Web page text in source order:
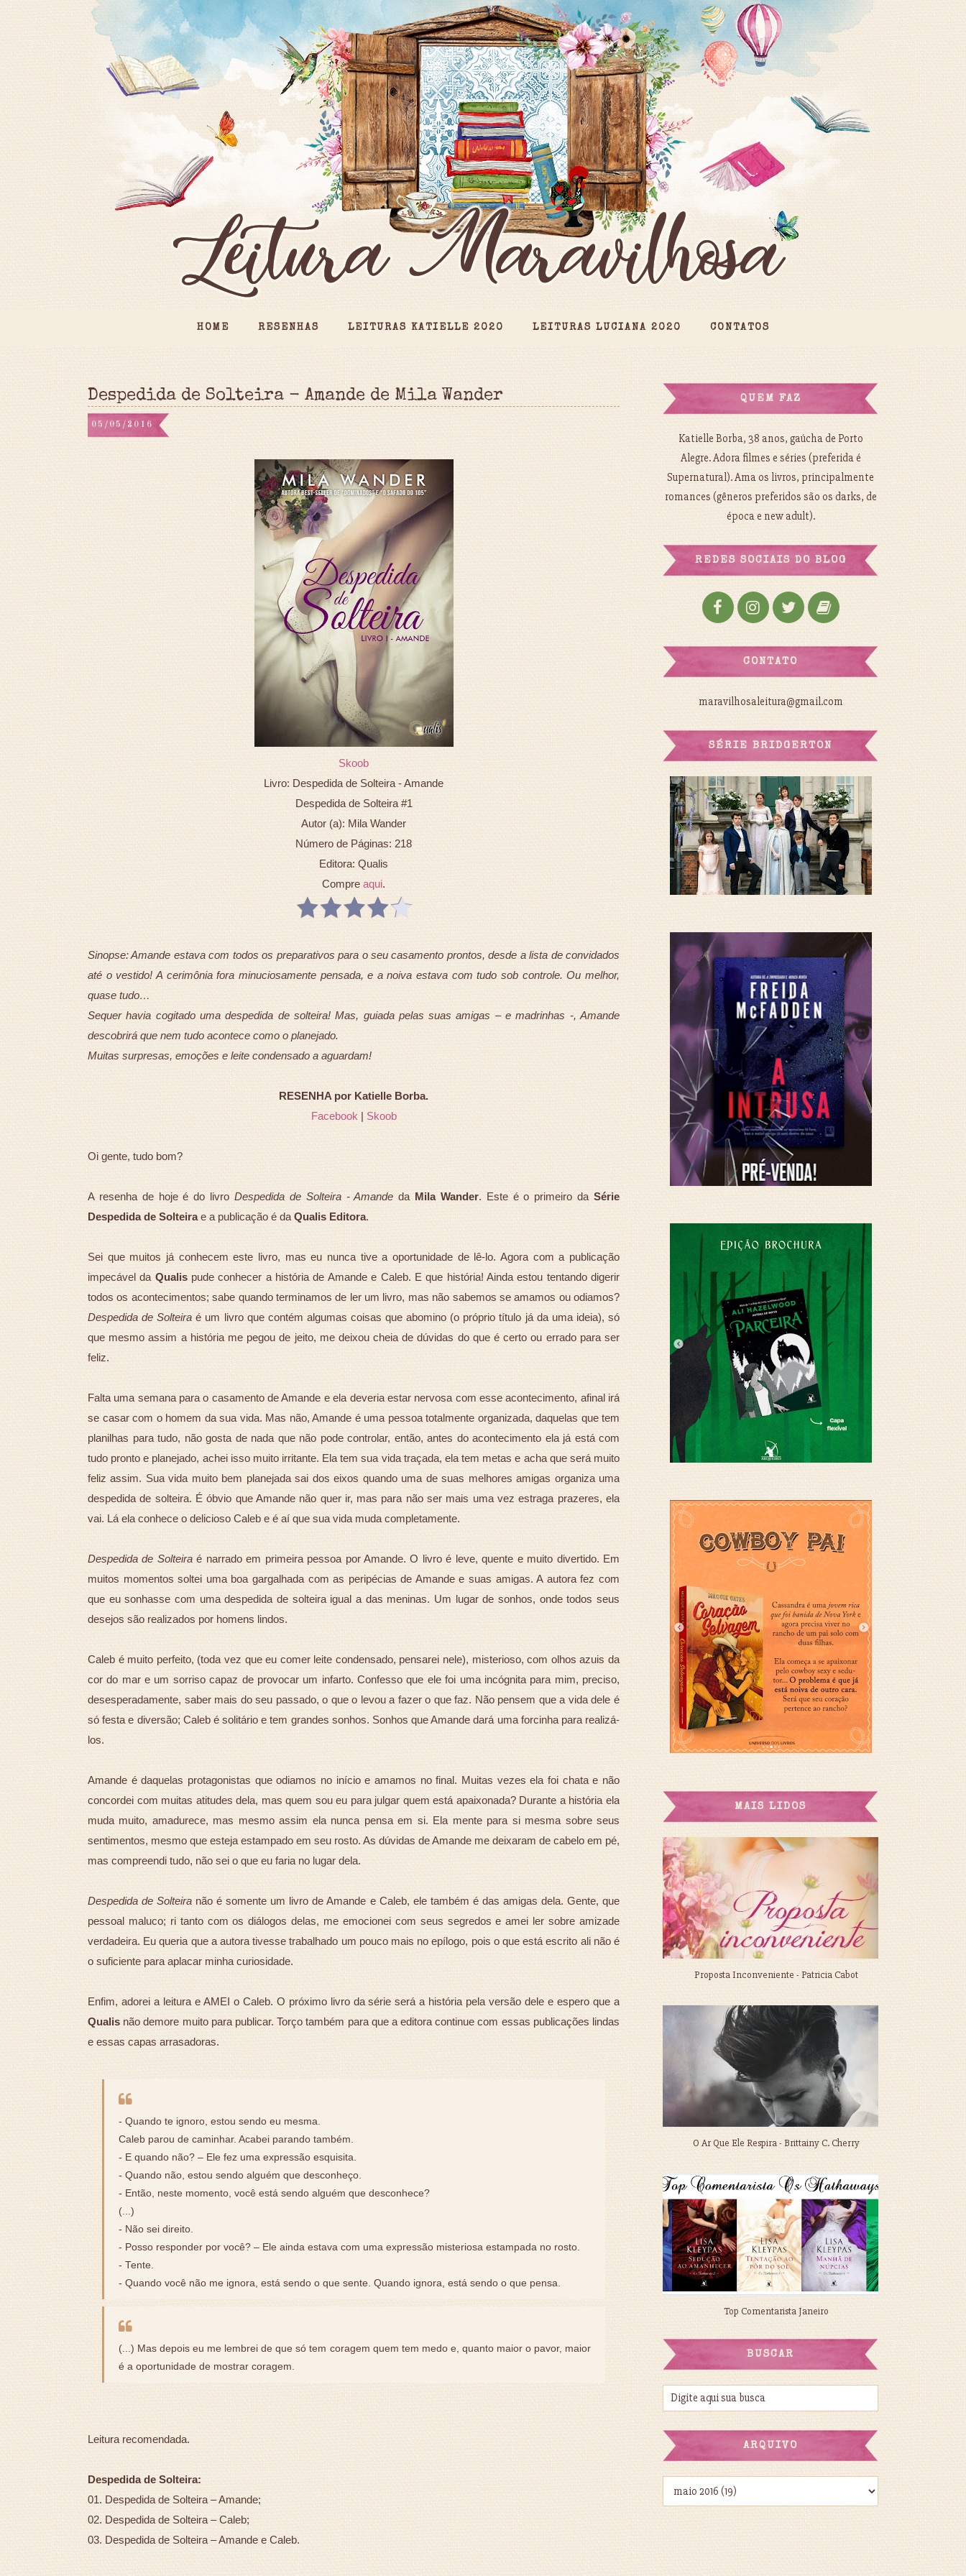
HOME RESENHAS LEITURAS KATIELLE 2020 LEITURAS LUCIANA 2020 CONTATOS
Despedida de Solteira - Amande de Mila Wander
05/05/2016
Skoob
Livro: Despedida de Solteira - Amande
Despedida de Solteira #1
Autor (a): Mila Wander
Número de Páginas: 218
Editora: Qualis
Compre aqui.
Sinopse: Amande estava com todos os preparativos para o seu casamento prontos, desde a lista de convidados
até o vestido! A cerimônia fora minuciosamente pensada, e a noiva estava com tudo sob controle. Ou melhor,
quase tudo…
Sequer havia cogitado uma despedida de solteira! Mas, guiada pelas suas amigas – e madrinhas -, Amande
descobrirá que nem tudo acontece como o planejado.
Muitas surpresas, emoções e leite condensado a aguardam!
RESENHA por Katielle Borba.
Facebook |Skoob
Oi gente, tudo bom?
A resenha de hoje é do livro Despedida de Solteira - Amande daMila Wander. Este é o primeiro daSérie
Despedida de Solteirae a publicação é daQualis Editora.
Sei que muitos já conhecem este livro, mas eu nunca tive a oportunidade de lê-lo. Agora com a publicação
impecável daQualispude conhecer a história de Amande e Caleb. E que história! Ainda estou tentando digerir
todos os acontecimentos; sabe quando terminamos de ler um livro, mas não sabemos se amamos ou odiamos?
Despedida de Solteira é um livro que contém algumas coisas que abomino (o próprio título já da uma ideia), só
que mesmo assim a história me pegou de jeito, me deixou cheia de dúvidas do que é certo ou errado para ser
feliz.
Falta uma semana para o casamento de Amande e ela deveria estar nervosa com esse acontecimento, afinal irá
se casar com o homem da sua vida. Mas não, Amande é uma pessoa totalmente organizada, daquelas que tem
planilhas para tudo, não gosta de nada que não pode controlar, então, antes do acontecimento ela já está com
tudo pronto e planejado, achei isso muito irritante. Ela tem sua vida traçada, ela tem metas e acha que será muito
feliz assim. Sua vida muito bem planejada sai dos eixos quando uma de suas melhores amigas organiza uma
despedida de solteira. É óbvio que Amande não quer ir, mas para não ser mais uma vez estraga prazeres, ela
vai. Lá ela conhece o delicioso Caleb e é aí que sua vida muda completamente.
Despedida de Solteiraé narrado em primeira pessoa por Amande. O livro é leve, quente e muito divertido. Em
muitos momentos soltei uma boa gargalhada com as peripécias de Amande e suas amigas. A autora fez com
que eu sonhasse com uma despedida de solteira igual a das meninas. Um lugar de sonhos, onde todos seus
desejos são realizados por homens lindos.
Caleb é muito perfeito, (toda vez que eu comer leite condensado, pensarei nele), misterioso, com olhos azuis da
cor do mar e um sorriso capaz de provocar um infarto. Confesso que ele foi uma incógnita para mim, preciso,
desesperadamente, saber mais do seu passado, o que o levou a fazer o que faz. Não pensem que a vida dele é
só festa e diversão; Caleb é solitário e tem grandes sonhos. Sonhos que Amande dará uma forcinha para realizá-
los.
Amande é daquelas protagonistas que odiamos no início e amamos no final. Muitas vezes ela foi chata e não
concordei com muitas atitudes dela, mas quem sou eu para julgar quem está apaixonada? Durante a história ela
muda muito, amadurece, mas mesmo assim ela nunca pensa em si. Ela mente para si mesma sobre seus
sentimentos, mesmo que esteja estampado em seu rosto. As dúvidas de Amande me deixaram de cabelo em pé,
mas compreendi tudo, não sei o que eu faria no lugar dela.
Despedida de Solteiranão é somente um livro de Amande e Caleb, ele também é das amigas dela. Gente, que
pessoal maluco; ri tanto com os diálogos delas, me emocionei com seus segredos e amei ler sobre amizade
verdadeira. Eu queria que a autora tivesse trabalhado um pouco mais no epílogo, pois o que está escrito ali não é
o suficiente para aplacar minha curiosidade.
Enfim, adorei a leitura e AMEI o Caleb. O próximo livro da série será a história pela versão dele e espero que a
Qualis não demore muito para publicar. Torço também para que a editora continue com essas publicações lindas
e essas capas arrasadoras.
- Quando te ignoro, estou sendo eu mesma.
Caleb parou de caminhar. Acabei parando também.
- E quando não? – Ele fez uma expressão esquisita.
- Quando não, estou sendo alguém que desconheço.
- Então, neste momento, você está sendo alguém que desconhece?
(...)
- Não sei direito.
- Posso responder por você? – Ele ainda estava com uma expressão misteriosa estampada no rosto.
- Tente.
- Quando você não me ignora, está sendo o que sente. Quando ignora, está sendo o que pensa.
(...) Mas depois eu me lembrei de que só tem coragem quem tem medo e, quanto maior o pavor, maior
é a oportunidade de mostrar coragem.
Leitura recomendada.
Despedida de Solteira:
01. Despedida de Solteira – Amande;
02. Despedida de Solteira – Caleb;
03. Despedida de Solteira – Amande e Caleb.
QUEM FAZ
Katielle Borba, 38 anos, gaúcha de Porto
Alegre. Adora filmes e séries (preferida é
Supernatural). Ama os livros, principalmente
romances (gêneros preferidos são os darks, de
época e new adult).
REDES SOCIAIS DO BLOG
CONTATO
maravilhosaleitura@gmail.com
SÉRIE BRIDGERTON
MAIS LIDOS
Proposta Inconveniente - Patricia Cabot
O Ar Que Ele Respira - Brittainy C. Cherry
Top Comentarista Janeiro
BUSCAR
ARQUIVO